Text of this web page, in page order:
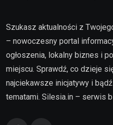
Szukasz aktualności z
– nowoczesny portal
ogłoszenia, lokalny biznes i
miejscu. Sprawdź, co dzieje
najciekawsze inicjatywy i
tematami. Silesia.in – serwis